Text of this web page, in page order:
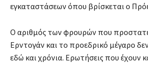
εγκαταστάσεων όπου βρίσκεται ο
Ο αριθμός των φρουρών που
Ερντογάν και το προεδρικό μέγαρο
εδώ και χρόνια. Ερωτήσεις που έχουν